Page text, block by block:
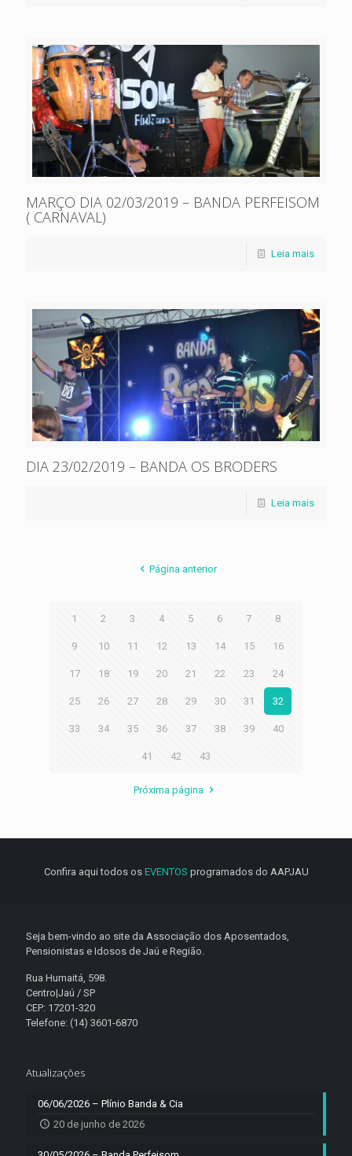
MARÇO DIA 02/03/2019 – BANDA PERFEISOM
( CARNAVAL)
Leia mais
DIA 23/02/2019 – BANDA OS BRODERS
Leia mais
Página anterior
1 2 3 4 5 6 7 8
9 10 11 12 13 14 15 16
17 18 19 20 21 22 23 24
25 26 27 28 29 30 31 32
33 34 35 36 37 38 39 40
41 42 43
Próxima página
Confira aqui todos os EVENTOS programados do AAPJAU
Seja bem-vindo ao site da Associação dos Aposentados,
Pensionistas e Idosos de Jaú e Região.
Rua Humaitá, 598.
Centro|Jaú / SP
CEP: 17201-320
Telefone: (14) 3601-6870
Atualizações
06/06/2026 – Plínio Banda & Cia
20 de junho de 2026